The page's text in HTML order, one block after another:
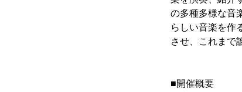
の多種多様な音
らしい音楽を作
させ、これまで
■開催概要